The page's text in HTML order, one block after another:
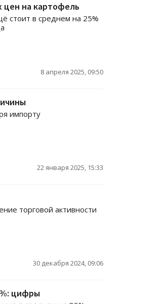
цен на картофель
стоит в среднем на 25%
8 апреля 2025, 09:50
импорту
22 января 2025, 15:33
торговой активности
30 декабря 2024, 09:06
цифры